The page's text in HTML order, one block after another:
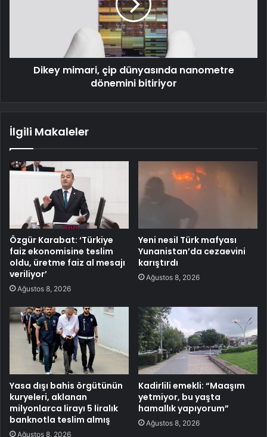
Dikey mimari, çip dünyasında nanometre
dönemini bitiriyor
İlgili Makaleler
Özgür Karabat: ‘Türkiye
faiz ekonomisine teslim
oldu, üretme faiz al mesajı
veriliyor’
Ağustos 8, 2026
Yeni nesil Türk mafyası
Yunanistan’da cezaevini
karıştırdı
Ağustos 8, 2026
Yasa dışı bahis örgütünün
kuryeleri, aklanan
milyonlarca lirayı 5 liralık
banknotla teslim almış
Ağustos 8, 2026
Kadirlili emekli: “Maaşım
yetmiyor, bu yaşta
hamallık yapıyorum”
Ağustos 8, 2026